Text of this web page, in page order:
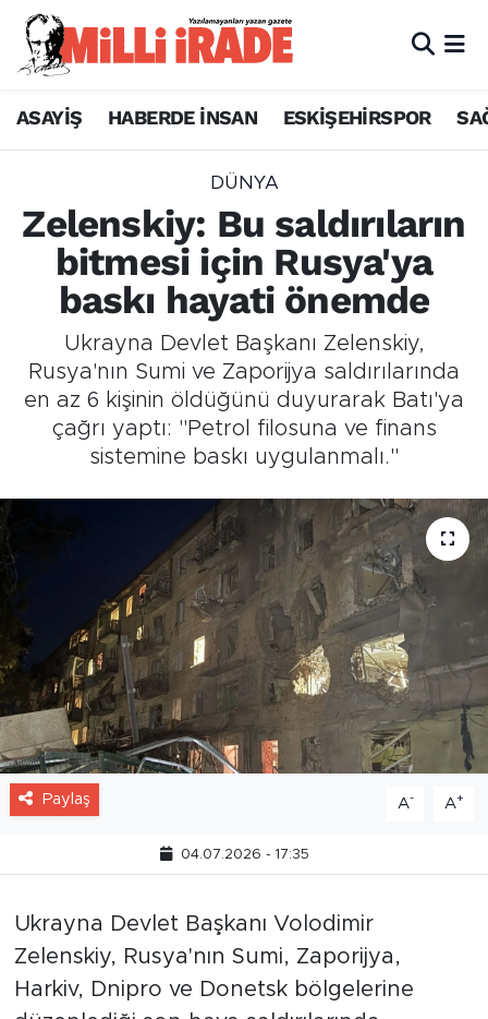
ASAYİŞ HABERDE İNSAN ESKİŞEHİRSPOR
DÜNYA
Zelenskiy: Bu saldırıların
bitmesi için Rusya'ya
baskı hayati önemde
Ukrayna Devlet Başkanı Zelenskiy,
Rusya'nın Sumi ve Zaporijya saldırılarında
en az 6 kişinin öldüğünü duyurarak Batı'ya
çağrı yaptı: "Petrol filosuna ve finans
sistemine baskı uygulanmalı."
Paylaş A- A+
04.07.2026 - 17:35
Ukrayna Devlet Başkanı Volodimir
Zelenskiy, Rusya'nın Sumi, Zaporijya,
Harkiv, Dnipro ve Donetsk bölgelerine